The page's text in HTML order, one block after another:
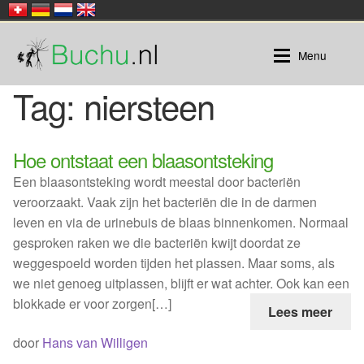
Ga
door
naar
navigatie
Ga
naar
de
inhoud
Menu
Buchu |
Buchu thee in zakjes
Losse thee
Rooibos |
Buchu
Honeybush
Rooibos
Tag: niersteen
Hoe ontstaat een blaasontsteking
Een blaasontsteking wordt meestal door bacteriën
veroorzaakt. Vaak zijn het bacteriën die in de darmen
leven en via de urinebuis de blaas binnenkomen. Normaal
gesproken raken we die bacteriën kwijt doordat ze
weggespoeld worden tijden het plassen. Maar soms, als
we niet genoeg uitplassen, blijft er wat achter. Ook kan een
blokkade er voor zorgen[…]
Lees meer
door Hans van Willigen